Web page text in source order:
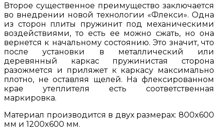
Второе существенное преимущество заключается
во внедрении новой технологии «Флекси». Одна
из сторон плиты пружинит под механическими
воздействиями, то есть ее можно сжать, но она
вернется к начальному состоянию. Это значит, что
после установки в металлический или
деревянный каркас пружинистая сторона
разожмется и приляжет к каркасу максимально
плотно, не оставляя щелей. На флексированном
крае утеплителя есть соответственная
маркировка.
Материал производится в двух размерах: 800x600
мм и 1200x600 мм.